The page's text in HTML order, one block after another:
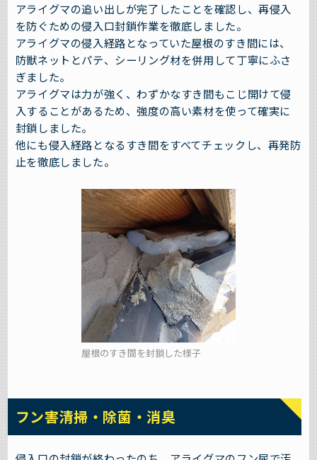
アライグマの追い出しが完了したことを確認し、再侵入
を防ぐための侵入口封鎖作業を徹底しました。
アライグマの侵入経路となっていた屋根のすき間には、
防獣ネットとパテ、シーリング材を併用して丁寧にふさ
ぎました。
アライグマは力が強く、わずかなすき間もこじ開けて侵
入することがあるため、強度の高い素材を使って確実に
封鎖しました。
他にも侵入経路となるすき間をすべてチェックし、再発防
止を徹底しました。
屋根のすき間を封鎖した様子
フン害清掃・除菌・消臭